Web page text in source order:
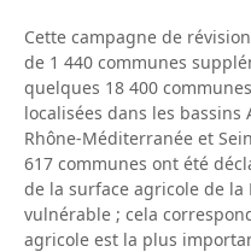
Cette campagne de
de 1 440 communes
quelques 18 400
localisées dans les
Rhône-Méditerranée et
617 communes ont été
de la surface agricole de la
vulnérable ; cela
agricole est la plus